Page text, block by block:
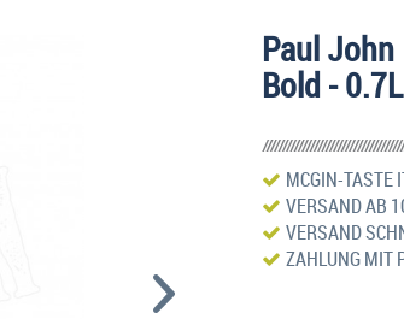
Paul
Bold - 0.7L
MCGIN-TASTE
VERSAND AB
VERSAND
ZAHLUNG MIT